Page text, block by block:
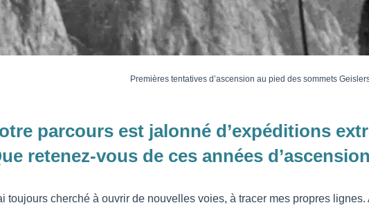
Premières tentatives d’ascension au pied des sommets
parcours est jalonné d’expéditions
retenez-vous de ces années
toujours cherché à ouvrir de nouvelles voies, à tracer mes propres lignes.